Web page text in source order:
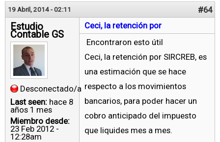
19 Abril, 2014 - 02:11 #64
Estudio
Contable GS
Desconectado/a
Last seen: hace 8
años 1 mes
Miembro desde:
23 Feb 2012 -
12:28am
Ceci, la retención por
Encontraron esto útil
Ceci, la retención por SIRCREB, es
una estimación que se hace
respecto a los movimientos
bancarios, para poder hacer un
cobro anticipado del impuesto
que liquides mes a mes.